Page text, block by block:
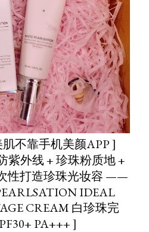
不靠手机美颜APP ]
紫外线 + 珍珠粉质地 +
性打造珍珠光妆容 ——
IDEAL
CREAM 白珍珠完
PA+++ ]